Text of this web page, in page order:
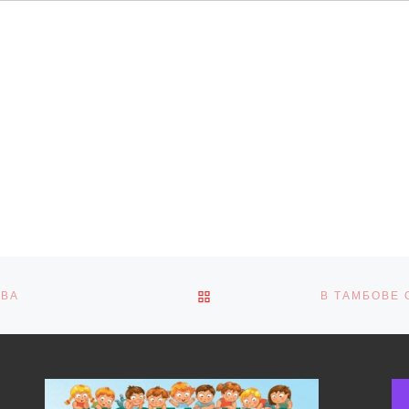
ОБРАТНО К СПИСКУ